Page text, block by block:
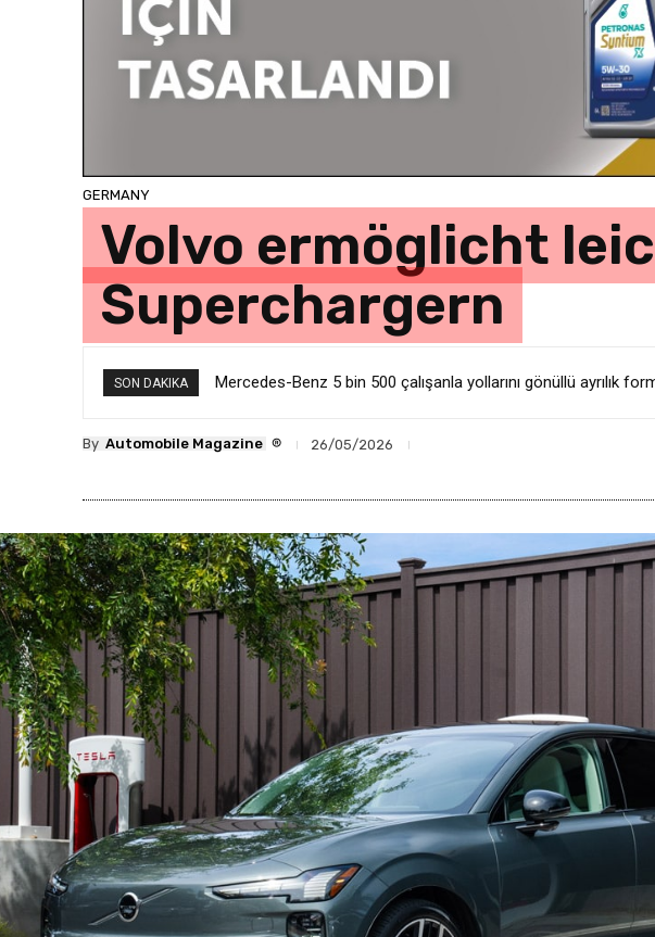
GERMANY
Volvo ermöglicht
Superchargern
SON DAKIKA Mercedes-Benz 5 bin 500 çalışanla yollarını gönüllü ayrılık
By Automobile Magazine ® 26/05/2026